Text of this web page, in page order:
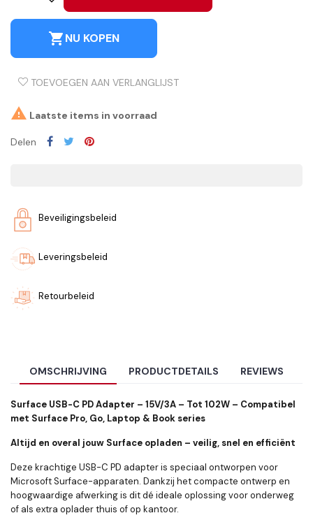
shopping_cartNU KOPEN
TOEVOEGEN AAN VERLANGLIJST
 Laatste items in voorraad
Delen
Beveiligingsbeleid
Leveringsbeleid
Retourbeleid
OMSCHRIJVING PRODUCTDETAILS REVIEWS
Surface USB-C PD Adapter – 15V/3A – Tot 102W – Compatibel
met Surface Pro, Go, Laptop & Book series
Altijd en overal jouw Surface opladen – veilig, snel en efficiënt
Deze krachtige USB-C PD adapter is speciaal ontworpen voor
Microsoft Surface-apparaten. Dankzij het compacte ontwerp en
hoogwaardige afwerking is dit dé ideale oplossing voor onderweg
of als extra oplader thuis of op kantoor.